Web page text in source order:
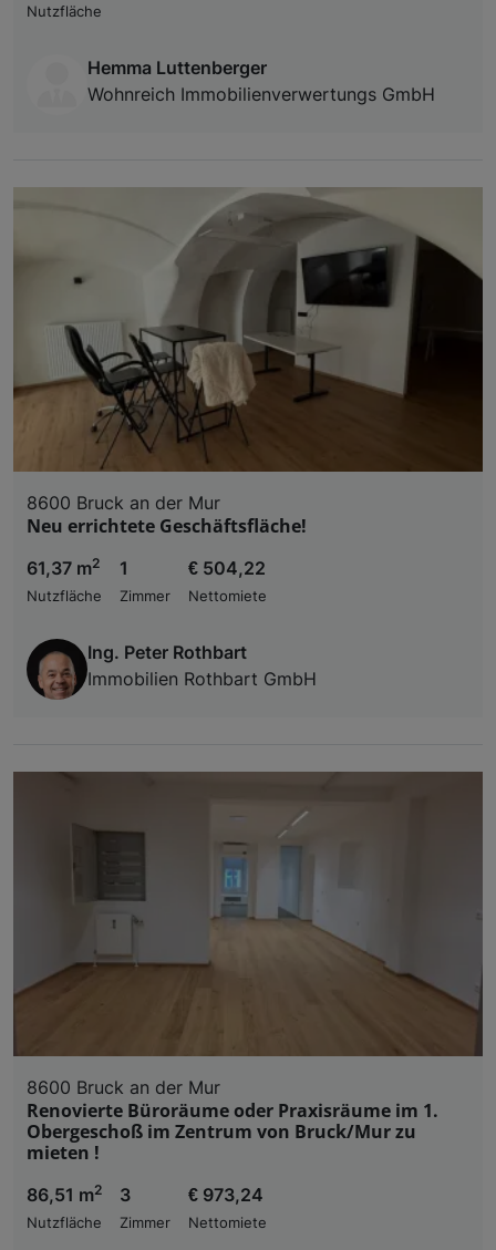
Nutzfläche
Hemma Luttenberger
Wohnreich Immobilienverwertungs GmbH
8600 Bruck an der Mur
Neu errichtete Geschäftsfläche!
61,37 m2
Nutzfläche
1
Zimmer
€ 504,22
Nettomiete
Ing. Peter Rothbart
Immobilien Rothbart GmbH
8600 Bruck an der Mur
Renovierte Büroräume oder Praxisräume im 1.
Obergeschoß im Zentrum von Bruck/Mur zu
mieten !
86,51 m2
Nutzfläche
3
Zimmer
€ 973,24
Nettomiete